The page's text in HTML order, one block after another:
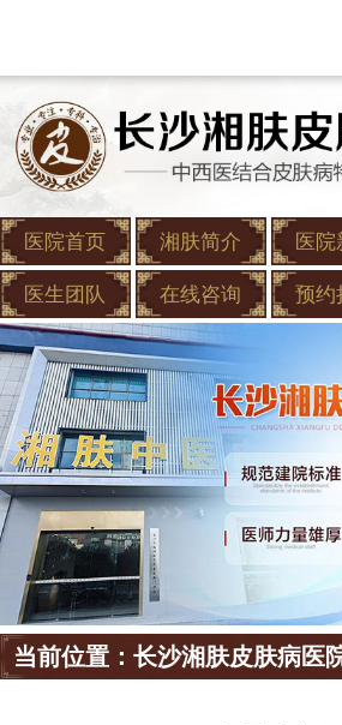
医院首页 湘肤简介 医院
医生团队 在线咨询 预约
当前位置：长沙湘肤皮肤病医